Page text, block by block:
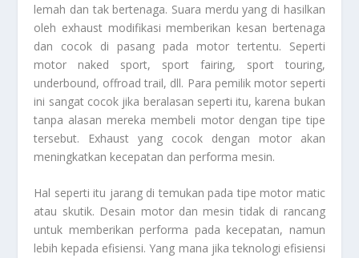
lemah dan tak bertenaga. Suara merdu yang di hasilkan
oleh exhaust modifikasi memberikan kesan bertenaga
dan cocok di pasang pada motor tertentu. Seperti
motor naked sport, sport fairing, sport touring,
underbound, offroad trail, dll. Para pemilik motor seperti
ini sangat cocok jika beralasan seperti itu, karena bukan
tanpa alasan mereka membeli motor dengan tipe tipe
tersebut. Exhaust yang cocok dengan motor akan
meningkatkan kecepatan dan performa mesin.
Hal seperti itu jarang di temukan pada tipe motor matic
atau skutik. Desain motor dan mesin tidak di rancang
untuk memberikan performa pada kecepatan, namun
lebih kepada efisiensi. Yang mana jika teknologi efisiensi